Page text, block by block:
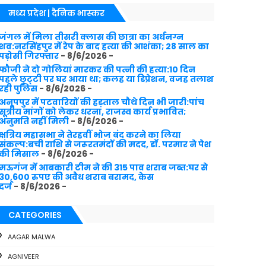
मध्य प्रदेश | दैनिक भास्कर
में मिला तीसरी क्लास की छात्रा का अर्धनग्न
में रेप के बाद हत्या की आशंका; 28 साल का
गिरफ्तार- 8/6/2026 -
ने दो गोलियां मारकर की पत्नी की हत्या:10 दिन
छुट्‌टी पर घर आया था; कलह या डिप्रेशन, वजह तलाश
पुलिस- 8/6/2026 -
अनूपपुर में पटवारियों की हड़ताल चौथे दिन भी जारी:पांच
मांगों को लेकर धरना, राजस्व कार्य प्रभावित;
अनुमति नहीं मिली - 8/6/2026 -
महासभा ने तेरहवीं भोज बंद करने का लिया
राशि से जरूरतमंदों की मदद, डॉ. परमार ने पेश
मिसाल- 8/6/2026 -
में आबकारी टीम ने की 315 पाव शराब जब्त:घर से
30,600 रुपए की अवैध शराब बरामद, केस
- 8/6/2026 -
CATEGORIES
AAGAR MALWA
AGNIVEER